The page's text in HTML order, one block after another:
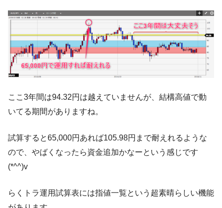
ここ3年間は94.32円は越えていませんが、結構高値で動
いてる期間がありますね。
試算すると65,000円あれば105.98円まで耐えれるような
ので、やばくなったら資金追加かなーという感じです
(*^^)v
らくトラ運用試算表には指値一覧という超素晴らしい機能